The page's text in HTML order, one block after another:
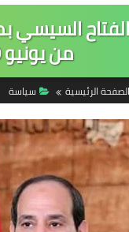
السيسي
من يونيو 2019
الصفحة الرئيسية سياسة